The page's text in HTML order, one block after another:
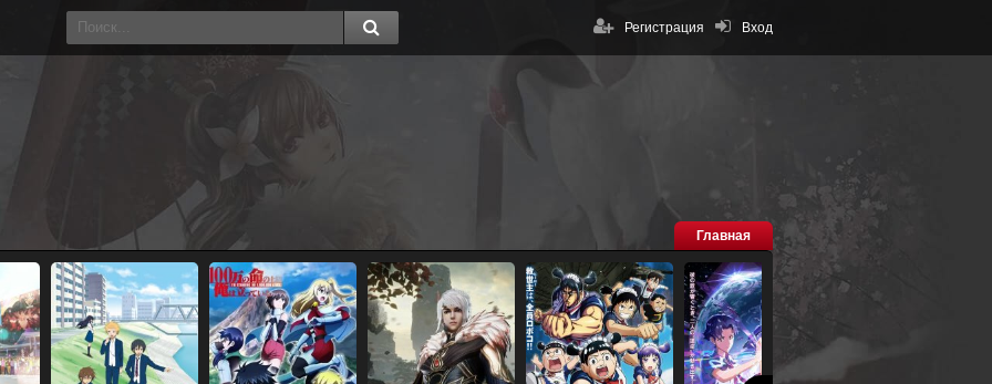
Вход
Регистрация
Главная